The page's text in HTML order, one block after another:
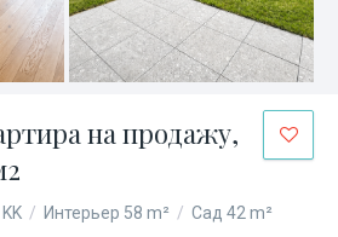
на продажу,
/ Интерьер 58 m² / Сад 42 m²